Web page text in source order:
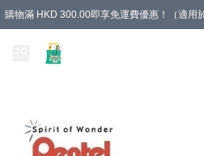
購物滿 HKD 300.00即享免運費優惠！（適用